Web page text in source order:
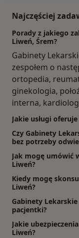
Najczęściej
Porady z jakiego
Liweń, Śrem?
Gabinety
zespołem o
ortopedia,
ginekologia,
interna,
Jakie usługi
Czy Gabinety
bez potrzeby
Jak mogę umówić
Liweń?
Kiedy mogę
Liweń?
Gabinety
pacjentki?
Jakie
Liweń?